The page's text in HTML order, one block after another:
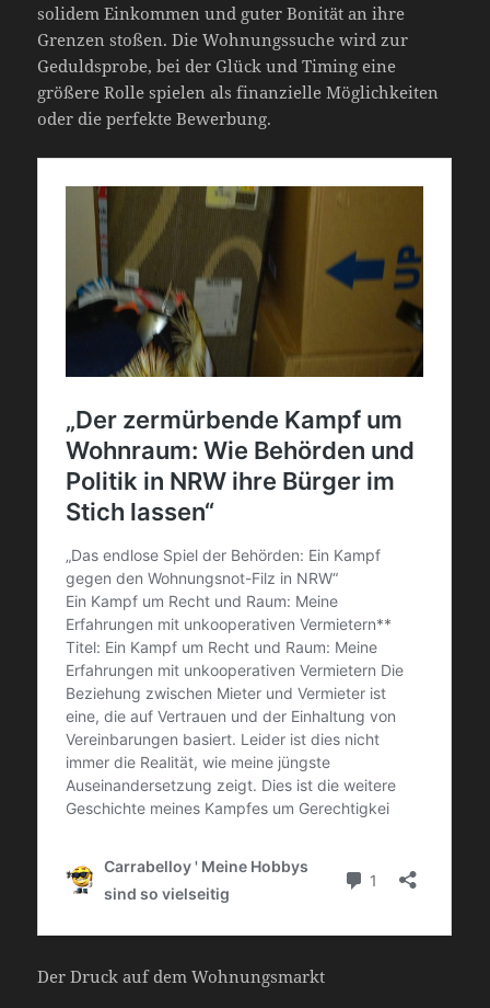
solidem Einkommen und guter Bonität an ihre
Grenzen stoßen. Die Wohnungssuche wird zur
Geduldsprobe, bei der Glück und Timing eine
größere Rolle spielen als finanzielle Möglichkeiten
oder die perfekte Bewerbung.
Der Druck auf dem Wohnungsmarkt